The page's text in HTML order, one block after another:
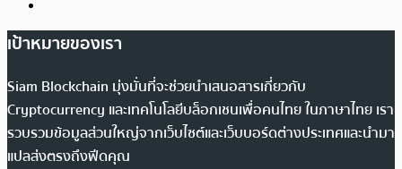
เป้าหมายของเรา
Siam Blockchain มุ่งมั่นที่จะช่วยนำเสนอสารเกี่ยวกับ
Cryptocurrency และเทคโนโลยีบล็อกเชนเพื่อคนไทย ในภาษาไทย เรา
รวบรวมข้อมูลส่วนใหญ่จากเว็บไซต์และเว็บบอร์ดต่างประเทศและนำมา
แปลส่งตรงถึงฟีดคุณ